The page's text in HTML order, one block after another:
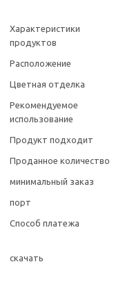
Характеристики
продуктов
Расположение
Цветная отделка
Рекомендуемое
использование
Продукт подходит
Проданное количество
минимальный заказ
порт
Способ платежа
скачать